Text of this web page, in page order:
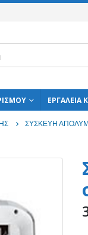
ΕΡΓΑΛΕΊΑ
ΣΥΣΚΕΥΉ